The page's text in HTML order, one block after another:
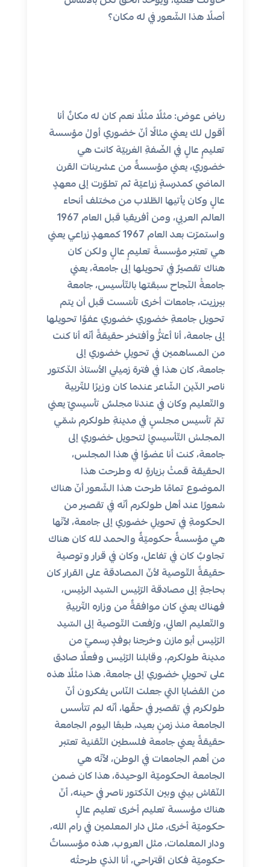
أصلًا هذا الشّعور في له مكان؟
رياض عوض: مثلًا مثلًا نعم كان له مكانٌ أنا
أقول لك يعني مثالًا أنّ خضوري أولُ مؤسسة
تعليمٍ عالٍ في الضّفةِ الغربيّة كانت هي
خضوري، يعني مؤسسةٌ من عشرينات القرن
الماضي كمدرسةٍ زراعيّة ثم تطوّرت إلى معهدٍ
عالٍ وكان يأتيها الطّلاب من مختلف أنحاء
العالم العربي، ومن أفريقيا قبل العام 1967
واستمرّت بعد العام 1967 كمعهدٍ زراعي يعني
هي تعتبر مؤسسةَ تعليمٍ عالٍ ولكن كان
هناك تقصيرٌ في تحويلها إلى جامعة، يعني
جامعةُ النّجاح سبقتها بالتّأسيس، جامعة
بيرزيت، جامعات أخرى تأسّست قبل أن يتم
تحويل جامعةِ خضوري خضوري عفوًا تحويلها
إلى جامعة، أنا أعتزُّ وأفتخر حقيقةً أنّه أنا كنت
من المساهمين في تحويلِ خضوري إلى
جامعة، كان هذا في فترة زميلي الأستاذ الدّكتور
ناصر الدّين الشّاعر عندما كان وزيرًا للتّربية
والتّعليم وكان في عندنا مجلسٌ تأسيسيّ يعني
تمّ تأسيس مجلسٍ في مدينةِ طولكرم سُمّي
المجلسُ التّأسيسيُ لتحويل خضوري إلى
جامعة، كنت أنا عضوًا في هذا المجلس،
الحقيقة قمتُ بزيارةٍ له وطرحت هذا
الموضوع تمامًا طرحت هذا الشّعور أنّ هناك
شعورًا عند أهل طولكرم أنّه في تقصير من
الحكومةِ في تحويلِ خضوري إلى جامعة، لأنّها
هي مؤسسةٌ حكوميّةٌ والحمد لله كان هناك
تجاوبٌ كان في تفاعل، وكان في قرار وتوصية
حقيقةً التّوصية لأنّ المصادقة على القرار كان
بحاجةٍ إلى مصادقة الرّئيس السّيد الرئيس،
فهناك يعني كان موافقةٌ من وزاره التّربيةِ
والتّعليم العالي، ورُفعت التّوصية إلى السّيد
الرّئيس أبو مازن وخرجنا بوفدٍ رسميّ من
مدينة طولكرم، وقابلنا الرّئيس وفعلًا صادق
على تحويلِ خضوري إلى جامعة. هذا مثلًا هذه
من القضايا التي جعلت النّاس يفكرون أنّ
طولكرم في تقصير في حقّها، أنّه لم تتأسس
الجامعة منذ زمنٍ بعيد، طبعًا اليوم الجامعة
حقيقةً يعني جامعة فلسطين التّقنية تعتبر
من أهم الجامعات في الوطن، لأنّه هي
الجامعة الحكوميّة الوحيدة، هذا كان ضمن
النّقاش بيني وبين الدّكتور ناصر في حينه، أنّ
هناك مؤسسة تعليم أخرى تعليم عالٍ
حكوميّة أخرى، مثل دار المعلمين في رام الله،
ودار المعلمات، مثل العروب، هذه مؤسساتٌ
حكوميّة فكان اقتراحي، أنا الذي طرحتُه